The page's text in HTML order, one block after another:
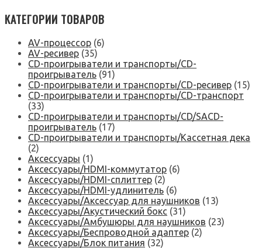
КАТЕГОРИИ ТОВАРОВ
AV-процессор (6)
AV-ресивер (35)
CD-проигрыватели и транспорты/CD-
проигрыватель (91)
CD-проигрыватели и транспорты/CD-ресивер (15)
CD-проигрыватели и транспорты/CD-транспорт
(33)
CD-проигрыватели и транспорты/CD/SACD-
проигрыватель (17)
CD-проигрыватели и транспорты/Кассетная дека
(2)
Аксессуары (1)
Аксессуары/HDMI-коммутатор (6)
Аксессуары/HDMI-сплиттер (2)
Аксессуары/HDMI-удлинитель (6)
Аксессуары/Аксессуар для наушников (13)
Аксессуары/Акустический бокс (31)
Аксессуары/Амбушюры для наушников (23)
Аксессуары/Беспроводной адаптер (2)
Аксессуары/Блок питания (32)